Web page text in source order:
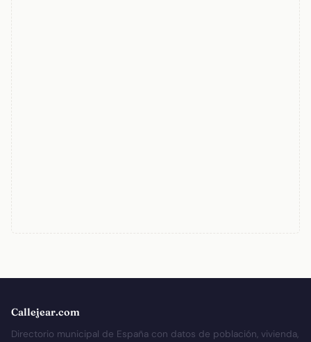
Callejear.com
Directorio municipal de España con datos de población, vivienda,